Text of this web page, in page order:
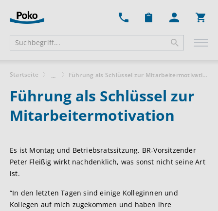
Startseite ... Führung als Schlüssel zur Mitarbeitermotivation
Führung als Schlüssel zur
Mitarbeitermotivation
Es ist Montag und Betriebsratssitzung. BR-Vorsitzender
Peter Fleißig wirkt nachdenklich, was sonst nicht seine Art
ist.
“In den letzten Tagen sind einige Kolleginnen und
Kollegen auf mich zugekommen und haben ihre